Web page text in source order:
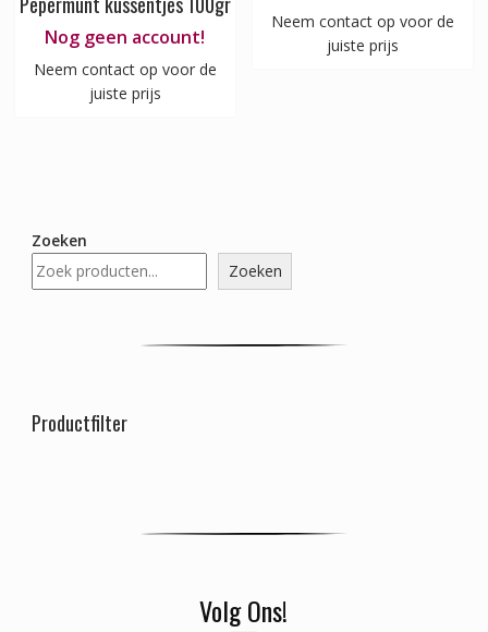
Nog geen account!
Neem contact op voor de
juiste prijs
Neem contact op voor de
juiste prijs
Zoeken
Zoeken
Productfilter
Volg Ons!